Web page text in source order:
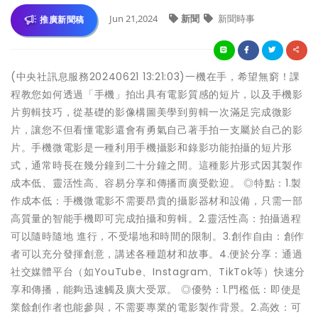
推廣新聞稿 Jun 21,2024 新聞 新聞時事
(中央社訊息服務20240621 13:21:03)一機在手，希望無窮！課
程教您如何透過「手機」拍出具有電影質感的短片，以及手機影
片剪輯技巧，從基礎的影像構圖美學到剪輯一次滿足完成微影
片，讓您不但看懂電影還會有勇氣自己著手拍一支屬於自己的影
片。手機微電影是一種利用手機攝影和錄影功能拍攝的短片形
式，通常時長在幾分鐘到二十分鐘之間。這種影片形式因其製作
成本低、靈活性高、容易分享和傳播而廣受歡迎。 ◎特點：1.製
作成本低：手機微電影不需要昂貴的攝影器材和設備，只需一部
高質量的智能手機即可完成拍攝和剪輯。2.靈活性高：拍攝過程
可以隨時隨地 進行，不受場地和時間的限制。3.創作自由：創作
者可以充分發揮創意，講述各種題材和故事。4.便於分享：通過
社交媒體平台（如YouTube、Instagram、TikTok等）快速分
享和傳播，能夠迅速觸及廣大受眾。 ◎優勢：1.門檻低：即使是
業餘創作者也能參與，不需要專業的電影製作背景。2.高效：可